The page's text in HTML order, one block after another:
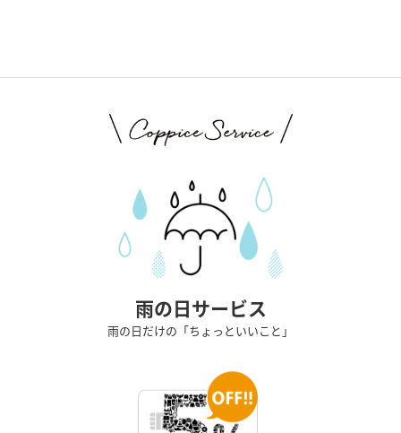
雨の日サービス
雨の日だけの「ちょっといいこと」